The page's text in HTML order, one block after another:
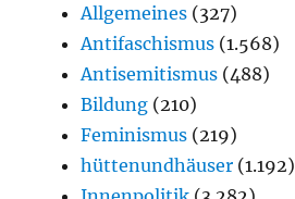
Allgemeines (327)
Antifaschismus (1.568)
Antisemitismus (488)
Bildung (210)
Feminismus (219)
hüttenundhäuser (1.192)